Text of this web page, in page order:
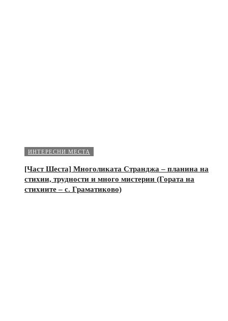
ИНТЕРЕСНИ МЕСТА
[Част Шеста] Многоликата Странджа – планина на
стихии, трудности и много мистерии (Гората на
стихиите – с. Граматиково)